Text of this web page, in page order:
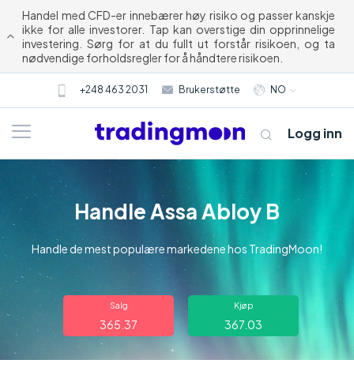
Handel med CFD-er innebærer høy risiko og passer kanskje
ikke for alle investorer. Tap kan overstige din opprinnelige
investering. Sørg for at du fullt ut forstår risikoen, og ta
nødvendige forholdsregler for å håndtere risikoen.
+248 463 2031 Brukerstøtte NO
Om oss
Logg inn
Handle Assa Abloy B
Handle de mest populære markedene hos TradingMoon!
Salg
365.37
Kjøp
367.03